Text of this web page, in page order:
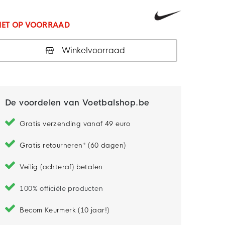
OP VOORRAAD
Winkelvoorraad
De voordelen van Voetbalshop.be
Gratis verzending vanaf 49 euro
Gratis retourneren* (60 dagen)
Veilig (achteraf) betalen
100% officiële producten
Becom Keurmerk (10 jaar!)